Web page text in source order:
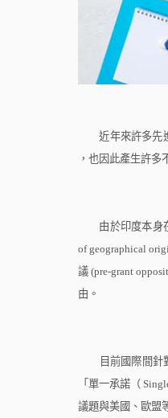
近年來許多先進
，也因此產生許多
由於印度本身
of geographical
議 (pre-grant
由。
目前國際間針對
「單一承諾（
議題與美國、歐盟